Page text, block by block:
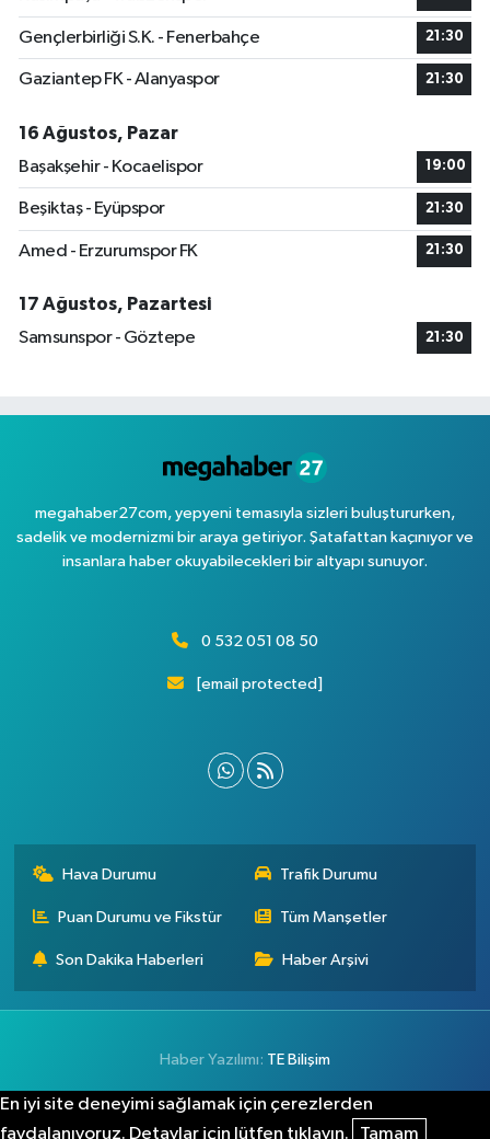
Gençlerbirliği S.K. - Fenerbahçe 21:30
Gaziantep FK - Alanyaspor 21:30
16 Ağustos, Pazar
Başakşehir - Kocaelispor
19:00
Beşiktaş - Eyüpspor 21:30
Amed - Erzurumspor FK 21:30
17 Ağustos, Pazartesi
Samsunspor - Göztepe
21:30
megahaber27com, yepyeni temasıyla sizleri buluştururken,
sadelik ve modernizmi bir araya getiriyor. Şatafattan kaçınıyor ve
insanlara haber okuyabilecekleri bir altyapı sunuyor.
0 532 051 08 50
[email protected]
Hava Durumu Trafik Durumu
Puan Durumu ve Fikstür Tüm Manşetler
Son Dakika Haberleri Haber Arşivi
Haber Yazılımı: TE Bilişim
En iyi site deneyimi sağlamak için çerezlerden
faydalanıyoruz. Detaylar için lütfen tıklayın.
Tamam